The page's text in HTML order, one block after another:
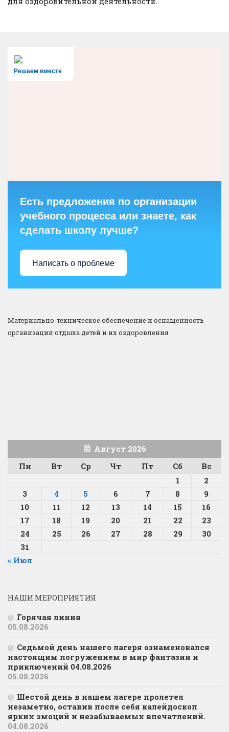
Решаем вместе
Есть предложения по организации
учебного процесса или знаете, как
сделать школу лучше?
Написать о проблеме
Материально-техническое обеспечение и оснащенность
организации отдыха детей и их оздоровления
Август 2026
Пн
Вт Ср Чт Пт Сб
Вс
1
2
3
4 5 6 7 8
9
10
11 12 13 14 15
16
17
18 19 20 21 22
23
24
25 26 27 28 29
30
31
« Июл
НАШИ МЕРОПРИЯТИЯ
Горячая линия
05.08.2026
Седьмой день нашего лагеря ознаменовался
настоящим погружением в мир фантазии и
приключений 04.08.2026
05.08.2026
Шестой день в нашем лагере пролетел
незаметно, оставив после себя калейдоскоп
ярких эмоций и незабываемых впечатлений.
04.08.2026